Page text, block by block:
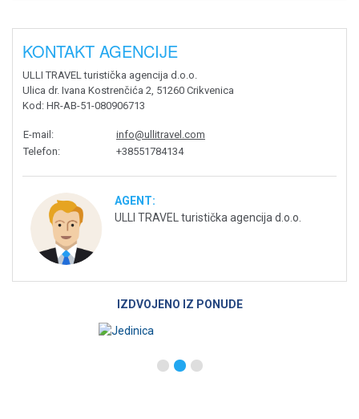
KONTAKT AGENCIJE
ULLI TRAVEL turistička agencija d.o.o.
Ulica dr. Ivana Kostrenčića 2, 51260 Crikvenica
Kod : HR-AB-51-080906713
E-mail :
info@ullitravel.com
Telefon: +38551784134
AGENT:
ULLI TRAVEL turistička agencija d.o.o.
IZDVOJENO IZ PONUDE